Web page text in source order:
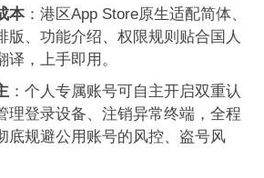
本：港区App Store原生适配简体、
版、功能介绍、权限规则贴合国人
，上手即用。
：个人专属账号可自主开启双重认
理登录设备、注销异常终端，全程
底规避公用账号的风控、盗号风